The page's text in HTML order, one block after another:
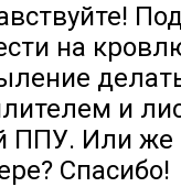
на
и
ППУ. Или же
Спасибо!